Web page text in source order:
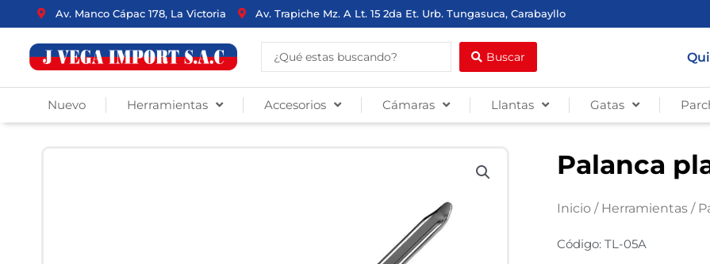
al
contenido
Av. Manco Cápac 178, La Victoria Av. Trapiche Mz. A Lt. 15 2da Et. Urb. Tungasuca, Carabayllo
Search
...
Buscar
Nuevo Herramientas Accesorios Cámaras Llantas Gatas
Palanca
Inicio / Herramientas /
Código: TL-05A